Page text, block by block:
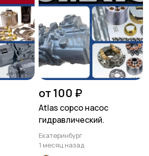
от 100 ₽
Atlas copco насос
гидравлический.
Екатеринбург
1 месяц назад